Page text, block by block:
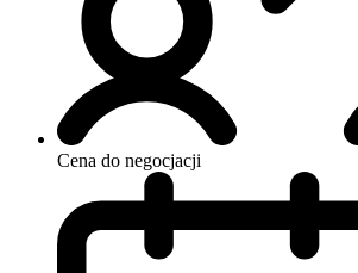
Cena do negocjacji